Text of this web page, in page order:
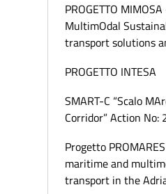
PROGETTO
MultimOdal
transport solutions
PROGETTO INTESA
SMART-C “Scalo
Corridor” Action
Progetto
maritime and
transport in the